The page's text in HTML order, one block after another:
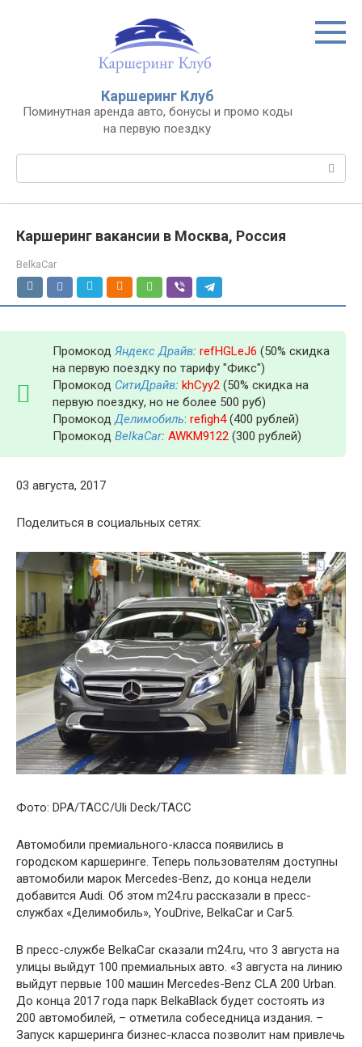
Каршеринг Клуб
Поминутная аренда авто, бонусы и промо коды
на первую поездку
Поиск:
Каршеринг вакансии в Москва, Россия
BelkaCar
Промокод Яндекс Драйв: refHGLeJ6 (50% скидка
на первую поездку по тарифу "Фикс")
Промокод СитиДрайв: khCyy2 (50% скидка на
первую поездку, но не более 500 руб)
ПромокодДелимобиль: refigh4(400 рублей)
Промокод BelkaCar: AWKM9122 (300 рублей)
03 августа, 2017
Поделиться в социальных сетях:
Фото: DPA/ТАСС/Uli Deck/ТАСС
Автомобили премиального-класса появились в
городском каршеринге. Теперь пользователям доступны
автомобили марок Mercedes-Benz, до конца недели
добавится Audi. Об этом m24.ru рассказали в пресс-
службах «Делимобиль», YouDrive, BelkaCar и Car5.
В пресс-службе BelkaCar сказали m24.ru, что 3 августа на
улицы выйдут 100 премиальных авто. «3 августа на линию
выйдут первые 100 машин Mercedes-Benz CLA 200 Urban.
До конца 2017 года парк BelkaBlack будет состоять из
200 автомобилей, – отметила собеседница издания. –
Запуск каршеринга бизнес-класса позволит нам привлечь